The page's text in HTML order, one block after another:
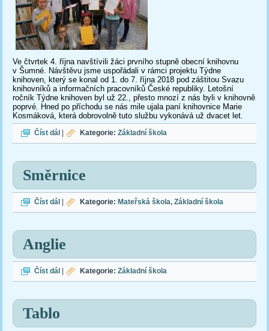
Ve čtvrtek 4. října navštívili žáci prvního stupně obecní knihovnu
v Šumné. Návštěvu jsme uspořádali v rámci projektu Týdne
knihoven, který se konal od 1. do 7. října 2018 pod záštitou Svazu
knihovníků a informačních pracovníků České republiky. Letošní
ročník Týdne knihoven byl už 22., přesto mnozí z nás byli v knihovně
poprvé. Hned po příchodu se nás mile ujala paní knihovnice Marie
Kosmáková, která dobrovolně tuto službu vykonává už dvacet let.
Číst dál Návštěva knihovny
Kategorie:Základní škola
Směrnice
Číst dál SměrniceKategorie: Mateřská škola Základní škola
Anglie
Číst dál AnglieKategorie:Základní škola
Tablo